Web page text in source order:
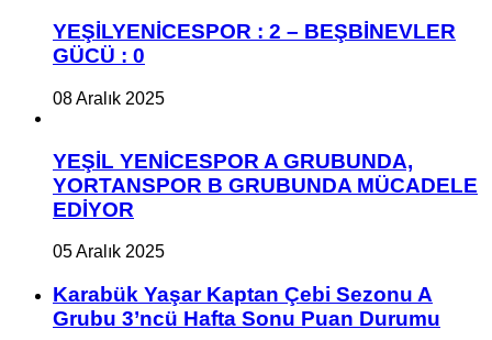
YEŞİLYENİCESPOR : 2 – BEŞBİNEVLER
GÜCÜ : 0
08 Aralık 2025
YEŞİL YENİCESPOR A GRUBUNDA,
YORTANSPOR B GRUBUNDA MÜCADELE
EDİYOR
05 Aralık 2025
Karabük Yaşar Kaptan Çebi Sezonu A
Grubu 3’ncü Hafta Sonu Puan Durumu